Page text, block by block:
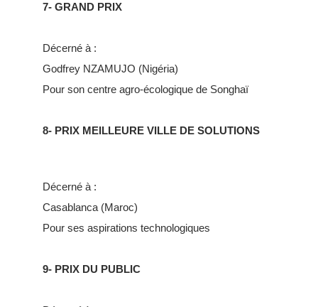
7- GRAND PRIX
Décerné à :
Godfrey NZAMUJO (Nigéria)
Pour son centre agro-écologique de Songhaï
8- PRIX MEILLEURE VILLE DE SOLUTIONS
Décerné à :
Casablanca (Maroc)
Pour ses aspirations technologiques
9- PRIX DU PUBLIC